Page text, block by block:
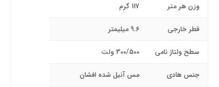
وزن هر متر 117 گرم
قطر خارجی 9.6 میلیمتر
سطح ولتاژ نامی 300/500 ولت
جنس هادی مس آنیل شده افشان